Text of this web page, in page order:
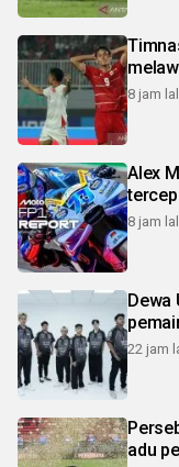
8 jam
Alex
8 jam
Dewa
22 jam
adu